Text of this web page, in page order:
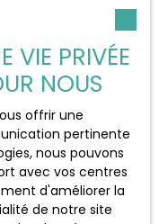
ne pourra être
de faits
VIE PRIVÉE
NOUS
offrir une
pertinente
nous pouvons
avec vos centres
d'améliorer la
de notre site